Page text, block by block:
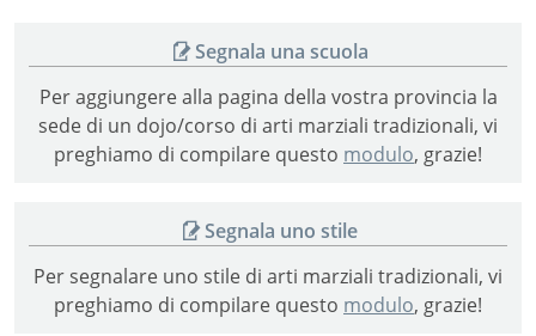
Segnala una scuola
Per aggiungere alla pagina della vostra provincia la
sede di un dojo/corso di arti marziali tradizionali, vi
preghiamo di compilare questo modulo, grazie!
Segnala uno stile
Per segnalare uno stile di arti marziali tradizionali, vi
preghiamo di compilare questo modulo, grazie!